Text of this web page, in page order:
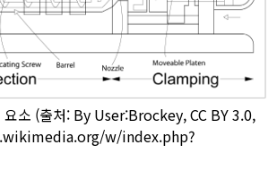
요소 (출처: By User:Brockey, CC BY 3.0,
w/index.php?